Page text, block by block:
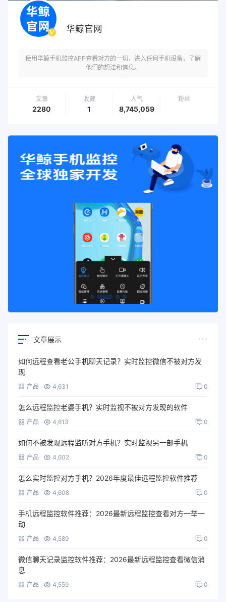
华鲸官网
使用华鲸手机监控APP查看对方的一切，进入任何手机设备，了解
他们的想法和信息。
文章
2280
收藏
1
人气
8,745,059
粉丝
文章展示
如何远程查看老公手机聊天记录？实时监控微信不被对方发
现
产品 4,631 0
怎么远程监控老婆手机？实时监视不被对方发现的软件
产品 4,613 0
如何不被发现远程监听对方手机？实时监视另一部手机
产品 4,602 0
怎么实时监控对方手机？2026年度最佳远程监控软件推荐
产品 4,608 0
手机远程监控软件推荐：2026最新远程监控查看对方一举一
动
产品 4,589 0
微信聊天记录监控软件推荐：2026最新远程监控查看微信消
息
产品 4,559 0